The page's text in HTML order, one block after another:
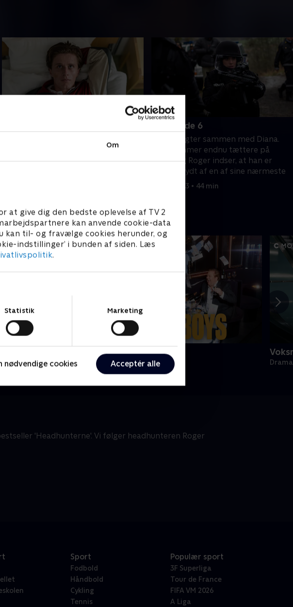
Om
at give dig den bedste oplevelse af TV 2
kan anvende cookie-data
til- og fravælge cookies herunder, og
indstillinger’ i bunden af siden. Læs
.
Statistik Marketing
nødvendige cookies Acceptér alle
Julie, Kelly og brødrene samtidig med,
6. Episode 6
Roger flygter sammen med Diana.
Julie kommer endnu tættere på
Roger, og Roger indser, at han er
blevet snydt af en af sine nærmeste
1. maj 2023 • 44 min
Golden Boys
Drama • 1 sæsoner
'Headhunterne'. Vi følger headhunteren Roger
Sport
Fodbold
Håndbold
Cykling
Tennis
Populær sport
3F Superliga
Tour de France
FIFA VM 2026
A Liga